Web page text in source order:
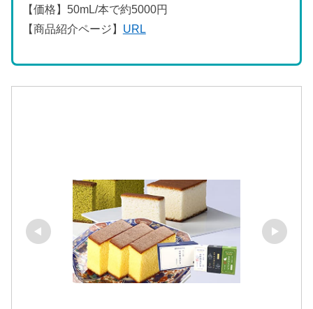
【価格】50mL/本で約5000円
【商品紹介ページ】 URL